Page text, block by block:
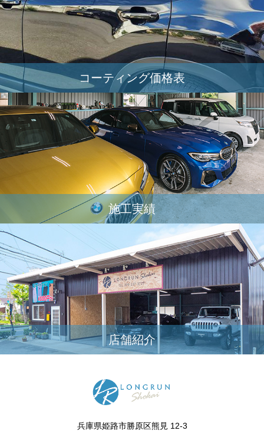
コーティング価格表
施工実績
店舗紹介
兵庫県姫路市勝原区熊見 12-3